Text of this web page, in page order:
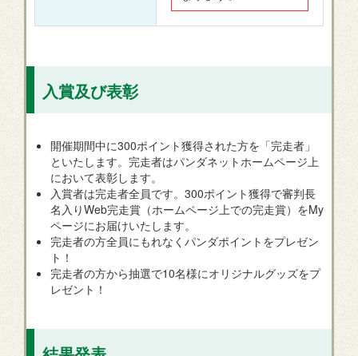
入賞及び表彰
開催期間中に300ポイント獲得された方を「完走者」
といたします。完走者はパンダネットホームページ上
において表彰します。
入賞者は完走者全員です。300ポイント獲得で審判長
名入りWeb完走賞（ホームページ上での完走賞）をMy
ページにお届けいたします。
完走者の方全員にもれなくパンダポイントをプレゼン
ト！
完走者の方から抽選で10名様にオリジナルグッズをプ
レゼント！